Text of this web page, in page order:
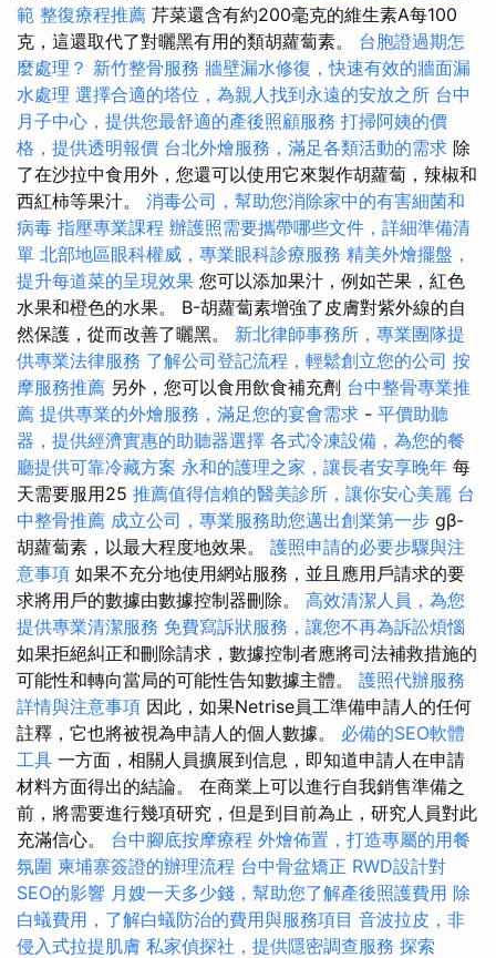
範 整復療程推薦 芹菜還含有約200毫克的維生素A每100
克，這還取代了對曬黑有用的類胡蘿蔔素。 台胞證過期怎
麼處理？ 新竹整骨服務 牆壁漏水修復，快速有效的牆面漏
水處理 選擇合適的塔位，為親人找到永遠的安放之所 台中
月子中心，提供您最舒適的產後照顧服務 打掃阿姨的價
格，提供透明報價 台北外燴服務，滿足各類活動的需求 除
了在沙拉中食用外，您還可以使用它來製作胡蘿蔔，辣椒和
西紅柿等果汁。 消毒公司，幫助您消除家中的有害細菌和
病毒 指壓專業課程 辦護照需要攜帶哪些文件，詳細準備清
單 北部地區眼科權威，專業眼科診療服務 精美外燴擺盤，
提升每道菜的呈現效果 您可以添加果汁，例如芒果，紅色
水果和橙色的水果。 Β-胡蘿蔔素增強了皮膚對紫外線的自
然保護，從而改善了曬黑。 新北律師事務所，專業團隊提
供專業法律服務 了解公司登記流程，輕鬆創立您的公司 按
摩服務推薦 另外，您可以食用飲食補充劑 台中整骨專業推
薦 提供專業的外燴服務，滿足您的宴會需求 - 平價助聽
器，提供經濟實惠的助聽器選擇 各式冷凍設備，為您的餐
廳提供可靠冷藏方案 永和的護理之家，讓長者安享晚年 每
天需要服用25 推薦值得信賴的醫美診所，讓你安心美麗 台
中整骨推薦 成立公司，專業服務助您邁出創業第一步 gβ-
胡蘿蔔素，以最大程度地效果。 護照申請的必要步驟與注
意事項 如果不充分地使用網站服務，並且應用戶請求的要
求將用戶的數據由數據控制器刪除。 高效清潔人員，為您
提供專業清潔服務 免費寫訴狀服務，讓您不再為訴訟煩惱
如果拒絕糾正和刪除請求，數據控制者應將司法補救措施的
可能性和轉向當局的可能性告知數據主體。 護照代辦服務
詳情與注意事項 因此，如果Netrise員工準備申請人的任何
註釋，它也將被視為申請人的個人數據。 必備的SEO軟體
工具 一方面，相關人員擴展到信息，即知道申請人在申請
材料方面得出的結論。 在商業上可以進行自我銷售準備之
前，將需要進行幾項研究，但是到目前為止，研究人員對此
充滿信心。 台中腳底按摩療程 外燴佈置，打造專屬的用餐
氛圍 柬埔寨簽證的辦理流程 台中骨盆矯正 RWD設計對
SEO的影響 月嫂一天多少錢，幫助您了解產後照護費用 除
白蟻費用，了解白蟻防治的費用與服務項目 音波拉皮，非
侵入式拉提肌膚 私家偵探社，提供隱密調查服務 探索